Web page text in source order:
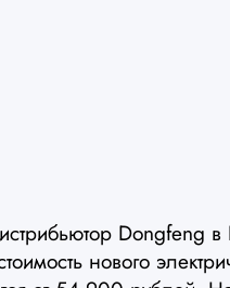
Dongfeng в
нового